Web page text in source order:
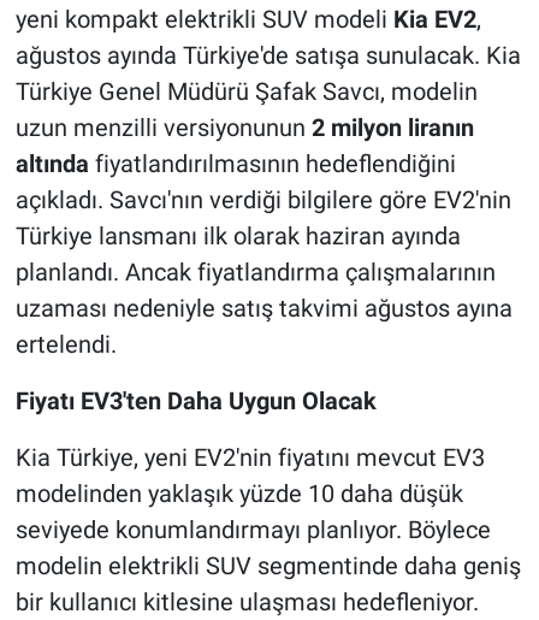
yeni kompakt elektrikli SUV modeli Kia EV2,
ağustos ayında Türkiye'de satışa sunulacak. Kia
Türkiye Genel Müdürü Şafak Savcı, modelin
uzun menzilli versiyonunun 2 milyon liranın
altında fiyatlandırılmasının hedeflendiğini
açıkladı. Savcı'nın verdiği bilgilere göre EV2'nin
Türkiye lansmanı ilk olarak haziran ayında
planlandı. Ancak fiyatlandırma çalışmalarının
uzaması nedeniyle satış takvimi ağustos ayına
ertelendi.
Fiyatı EV3'ten Daha Uygun Olacak
Kia Türkiye, yeni EV2'nin fiyatını mevcut EV3
modelinden yaklaşık yüzde 10 daha düşük
seviyede konumlandırmayı planlıyor. Böylece
modelin elektrikli SUV segmentinde daha geniş
bir kullanıcı kitlesine ulaşması hedefleniyor.